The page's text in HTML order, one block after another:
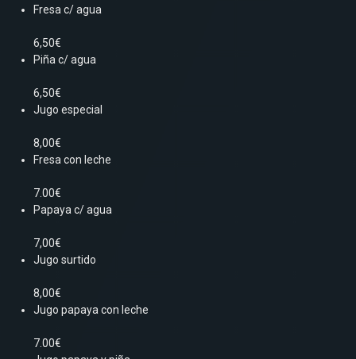
Fresa c/ agua
6,50€
Piña c/ agua
6,50€
Jugo especial
8,00€
Fresa con leche
7.00€
Papaya c/ agua
7,00€
Jugo surtido
8,00€
Jugo papaya con leche
7.00€